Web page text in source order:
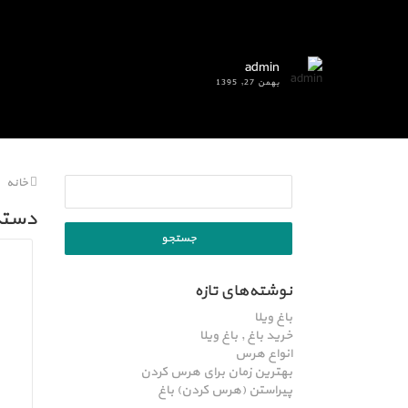
admin
بهمن 27, 1395
نوشته‌های تازه
باغ ویلا
خرید باغ , باغ ویلا
انواع هرس
بهترین زمان برای هرس کردن
پیراستن (هرس کردن) باغ
خانه